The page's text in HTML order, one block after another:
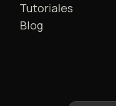
Tutoriales
Blog